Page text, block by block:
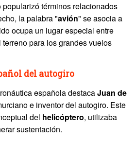
términos relacionados
la palabra "avión" se asocia a
ocupa un lugar especial entre
para los grandes vuelos
del autogiro
española destacaJuan de
e inventor del autogiro. Este
del helicóptero, utilizaba
sustentación.